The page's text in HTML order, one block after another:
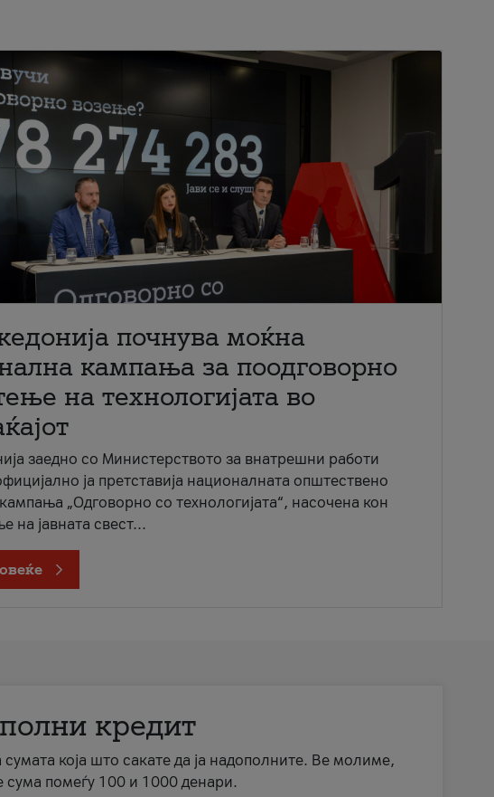
почнува моќна
кампања за поодговорно
на технологијата во
заедно со Министерството за внатрешни работи
ја претставија националната општествено
„Одговорно со технологијата“, насочена кон
на јавната свест...
кредит
сумата која што сакате да ја надополните. Ве молиме,
сума помеѓу 100 и 1000 денари.